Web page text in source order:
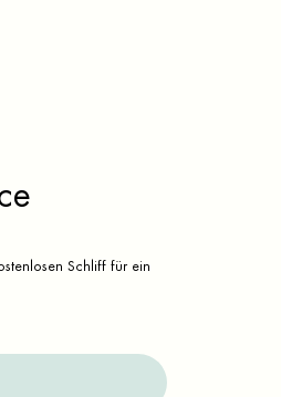
Schliff für ein